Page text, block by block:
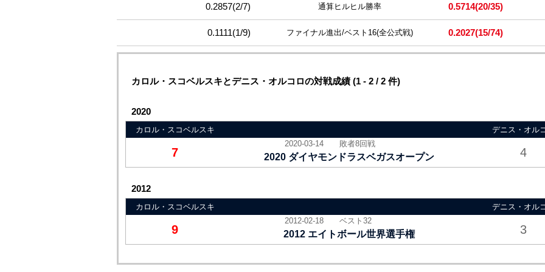
0.2857(2/7) 通算ヒルヒル勝率 0.5714(20/35)
0.1111(1/9) ファイナル進出/ベスト16(全公式戦) 0.2027(15/74)
カロル・スコベルスキとデニス・オルコロの対戦成績 (1 - 2 / 2 件)
2020
カロル・スコベルスキ デニス・オル
7
2020-03-14 敗者8回戦
2020 ダイヤモンドラスベガスオープン 4
2012
カロル・スコベルスキ デニス・オル
9
2012-02-18 ベスト32
2012 エイトボール世界選手権 3